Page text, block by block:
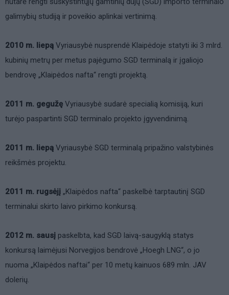
galimybių studiją ir poveikio aplinkai vertinimą.
2010 m. liepą Vyriausybė nusprendė Klaipėdoje statyti iki 3 mlrd.
kubinių metrų per metus pajėgumo SGD terminalą ir įgaliojo
bendrovę „Klaipėdos nafta“ rengti projektą.
2011 m. gegužę Vyriausybė sudarė specialią komisiją, kuri
turėjo paspartinti SGD terminalo projekto įgyvendinimą.
2011 m. liepą Vyriausybė SGD terminalą pripažino valstybinės
reikšmės projektu.
2011 m. rugsėjį „Klaipėdos nafta“ paskelbė tarptautinį SGD
terminalui skirto laivo pirkimo konkursą.
2012 m. sausį paskelbta, kad SGD laivą-saugyklą statys
konkursą laimėjusi Norvegijos bendrovė „Hoegh LNG“, o jo
nuoma „Klaipėdos naftai“ per 10 metų kainuos 689 mln. JAV
dolerių.